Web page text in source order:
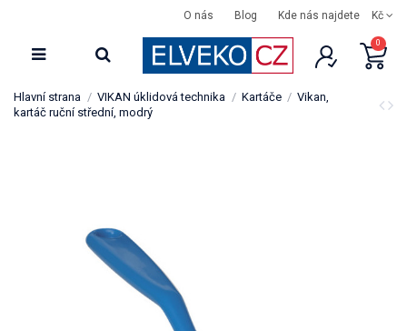
O nás Blog Kde nás najdete Kč
0
Hlavní strana VIKAN úklidová technika Kartáče
Vikan,
kartáč ruční střední, modrý